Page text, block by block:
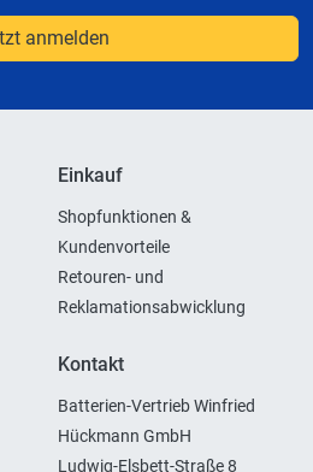
anmelden
Einkauf
Shopfunktionen &
Kundenvorteile
Retouren- und
Reklamationsabwicklung
Kontakt
Batterien-Vertrieb Winfried
Hückmann GmbH
Ludwig-Elsbett-Straße 8